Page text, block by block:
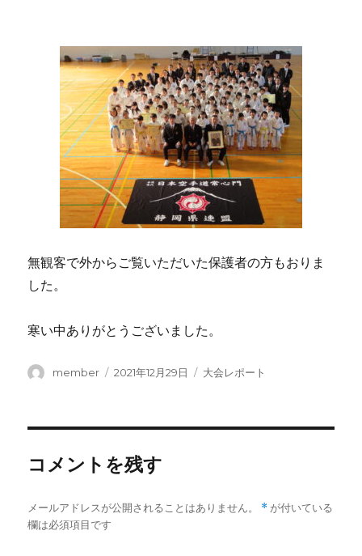
無観客で外からご覧いただいた保護者の方もおりま
した。
寒い中ありがとうございました。
投
member
投
2021年12月29日
カ
大会レポート
コメントを残す
メールアドレスが公開されることはありません。 * が付いている
欄は必須項目です